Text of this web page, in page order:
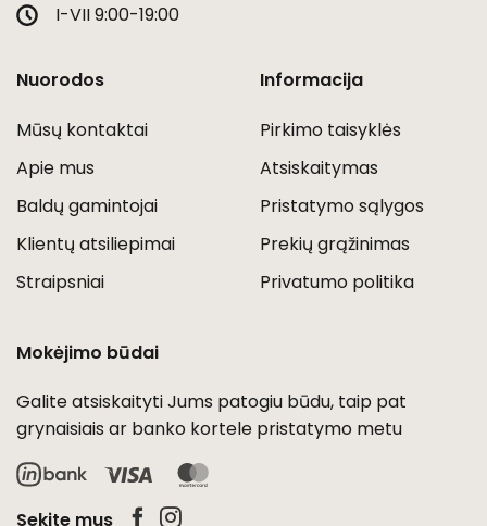
I-VII 9:00-19:00
Nuorodos
Mūsų kontaktai
Apie mus
Baldų gamintojai
Klientų atsiliepimai
Straipsniai
Informacija
Pirkimo taisyklės
Atsiskaitymas
Pristatymo sąlygos
Prekių grąžinimas
Privatumo politika
Mokėjimo būdai
Galite atsiskaityti Jums patogiu būdu, taip pat
grynaisiais ar banko kortele pristatymo metu
Visa
Sekite mus